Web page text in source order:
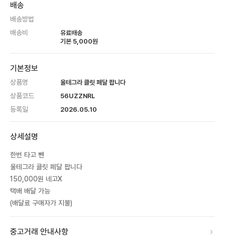
배송
배송방법
배송비
유료배송
기본 5,000원
기본정보
상품명 울테그라 클릿 페달 팝니다
상품코드 56UZZNRL
등록일 2026.05.10
상세설명
한번 타고 뺀
울테그라 클릿 페달 팝니다
150,000원 네고X
택배 배달 가능
(배달료 구매자가 지불)
중고거래 안내사항